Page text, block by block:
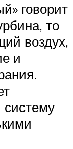
говорит
то
воздух,
и
систему